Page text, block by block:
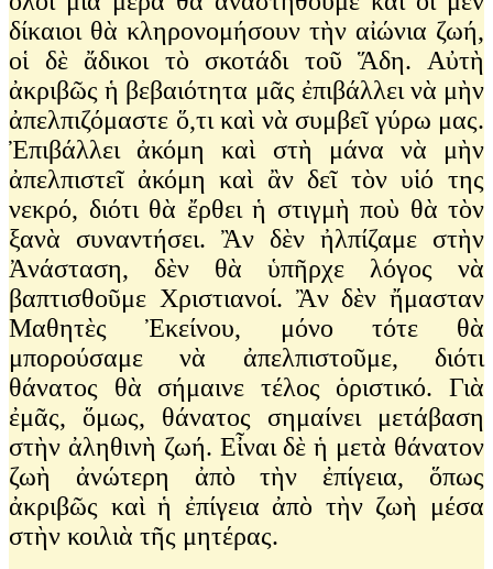
δίκαιοι θὰ κληρονομήσουν τὴν αἰώνια ζωή,
οἱ δὲ ἄδικοι τὸ σκοτάδι τοῦ Ἅδη. Αὐτὴ
ἀκριβῶς ἡ βεβαιότητα μᾶς ἐπιβάλλει νὰ μὴν
ἀπελπιζόμαστε ὅ,τι καὶ νὰ συμβεῖ γύρω μας.
Ἐπιβάλλει ἀκόμη καὶ στὴ μάνα νὰ μὴν
ἀπελπιστεῖ ἀκόμη καὶ ἂν δεῖ τὸν υἱό της
νεκρό, διότι θὰ ἔρθει ἡ στιγμὴ ποὺ θὰ τὸν
ξανὰ συναντήσει. Ἂν δὲν ἠλπίζαμε στὴν
Ἀνάσταση, δὲν θὰ ὑπῆρχε λόγος νὰ
βαπτισθοῦμε Χριστιανοί. Ἂν δὲν ἤμασταν
Μαθητὲς Ἐκείνου, μόνο τότε θὰ
μπορούσαμε νὰ ἀπελπιστοῦμε, διότι
θάνατος θὰ σήμαινε τέλος ὁριστικό. Γιὰ
ἐμᾶς, ὅμως, θάνατος σημαίνει μετάβαση
στὴν ἀληθινὴ ζωή. Εἶναι δὲ ἡ μετὰ θάνατον
ζωὴ ἀνώτερη ἀπὸ τὴν ἐπίγεια, ὅπως
ἀκριβῶς καὶ ἡ ἐπίγεια ἀπὸ τὴν ζωὴ μέσα
στὴν κοιλιὰ τῆς μητέρας.